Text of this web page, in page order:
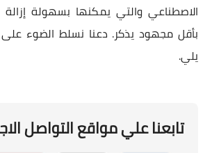
الاصطناعي والتي يمكنها بسهولة إزالة
بأقل مجهود يذكر. دعنا نسلط الضوء على
يلي.
تابعنا علي مواقع التواصل